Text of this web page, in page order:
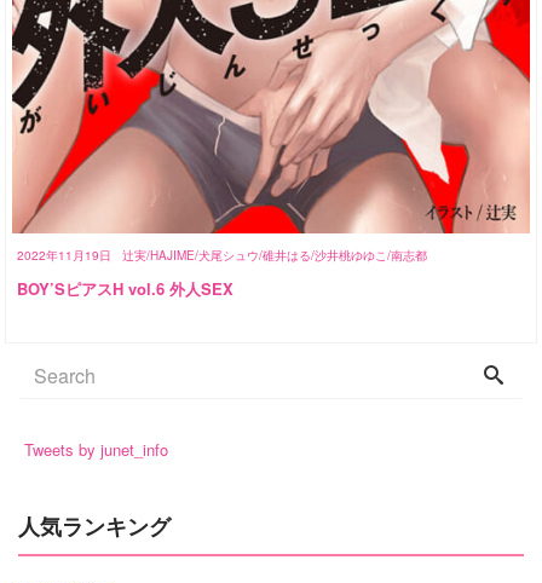
2022年11月19日 辻実/HAJIME/犬尾シュウ/碓井はる/沙井桃ゆゆこ/南志都
BOY’SピアスH vol.6 外人SEX
Tweets by junet_info
人気ランキング